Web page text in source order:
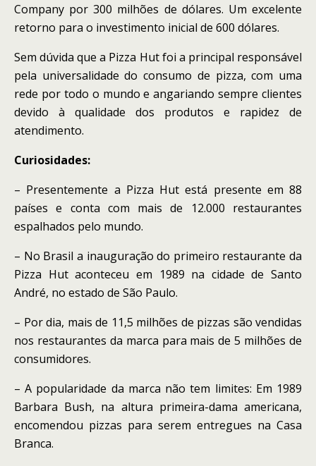
Company por 300 milhões de dólares. Um excelente
retorno para o investimento inicial de 600 dólares.
Sem dúvida que a Pizza Hut foi a principal responsável
pela universalidade do consumo de pizza, com uma
rede por todo o mundo e angariando sempre clientes
devido à qualidade dos produtos e rapidez de
atendimento.
Curiosidades:
– Presentemente a Pizza Hut está presente em 88
países e conta com mais de 12.000 restaurantes
espalhados pelo mundo.
– No Brasil a inauguração do primeiro restaurante da
Pizza Hut aconteceu em 1989 na cidade de Santo
André, no estado de São Paulo.
– Por dia, mais de 11,5 milhões de pizzas são vendidas
nos restaurantes da marca para mais de 5 milhões de
consumidores.
– A popularidade da marca não tem limites: Em 1989
Barbara Bush, na altura primeira-dama americana,
encomendou pizzas para serem entregues na Casa
Branca.